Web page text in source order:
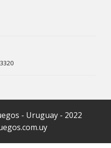
- Uruguay - 2022